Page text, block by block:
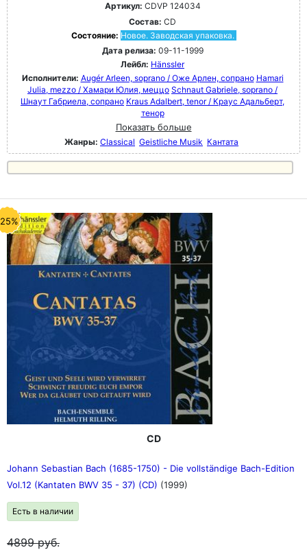
Артикул: CDVP 124034
Состав: CD
Состояние: Новое. Заводская упаковка.
Дата релиза: 09-11-1999
Лейбл: Hänssler
Исполнители: Augér Arleen, soprano / Оже Арлен, сопрано Hamari
Julia, mezzo / Хамари Юлия, меццо Schnaut Gabriele, soprano /
Шнаут Габриела, сопрано Kraus Adalbert, tenor / Краус Адальберт,
тенор
Показать больше
Жанры: Classical Geistliche Musik Кантата
CD
Johann Sebastian Bach (1685-1750) - Die vollständige Bach-Edition
Vol.12 (Kantaten BWV 35 - 37) (CD) (1999)
Есть в наличии
4899руб.